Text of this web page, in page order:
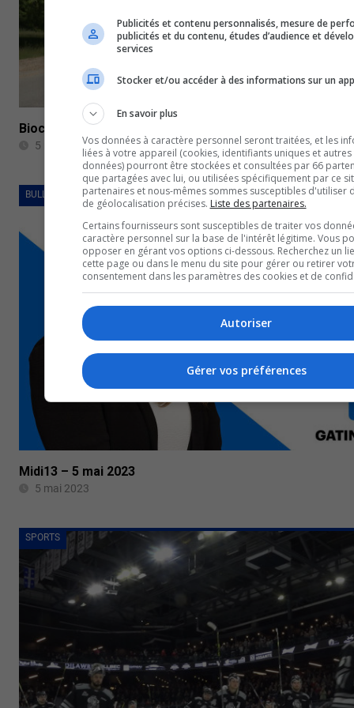
Biocarbone à Thurso: l’avenir de Fortress entre les
5 mai 2023
BULLETINS COMPLETS
Midi13 – 5 mai 2023
5 mai 2023
SPORTS
Publicités et contenu personnalisés, mesure de
publicités et du contenu, études d’audience et
services
Stocker et/ou accéder à des informations sur un
En savoir plus
Vos données à caractère personnel seront traitées, et les
liées à votre appareil (cookies, identifiants uniques et
données) pourront être stockées et consultées par 66
que partagées avec lui, ou utilisées spécifiquement par ce
partenaires et nous-mêmes sommes susceptibles d'utiliser
de géolocalisation précises. Liste des partenaires.
Certains fournisseurs sont susceptibles de traiter vos
caractère personnel sur la base de l'intérêt légitime. Vous
opposer en gérant vos options ci-dessous. Recherchez un
cette page ou dans le menu du site pour gérer ou retirer
consentement dans les paramètres des cookies et de
Autoriser
Gérer vos préférences